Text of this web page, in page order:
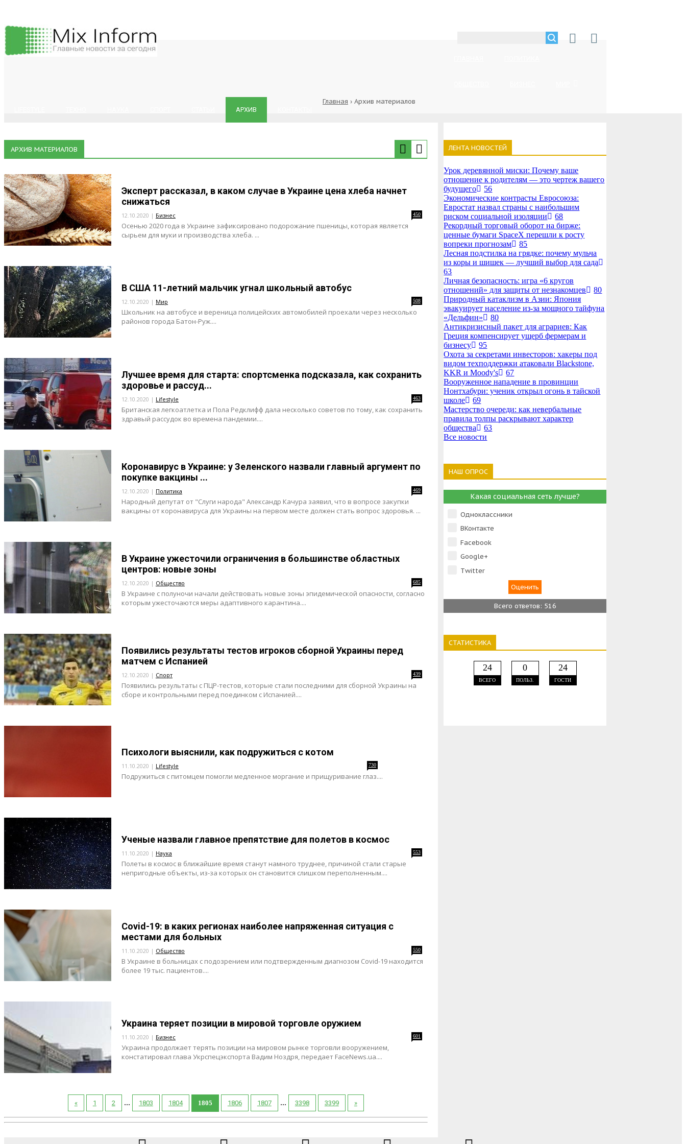
АРХИВ
Главная › Архив материалов
АРХИВ МАТЕРИАЛОВ
Эксперт рассказал, в каком случае в Украине цена хлеба начнет
снижаться
12.10.2020 | Бизнес 450
Осенью 2020 года в Украине зафиксировано подорожание пшеницы, которая является
сырьем для муки и производства хлеба. ...
В США 11-летний мальчик угнал школьный автобус
12.10.2020 | Мир 508
Школьник на автобусе и вереница полицейских автомобилей проехали через несколько
районов города Батон-Руж....
Лучшее время для старта: спортсменка подсказала, как сохранить
здоровье и рассуд...
12.10.2020 | Lifestyle 463
Британская легкоатлетка и Пола Редклифф дала несколько советов по тому, как сохранить
здравый рассудок во времена пандемии....
Коронавирус в Украине: у Зеленского назвали главный аргумент по
покупке вакцины ...
12.10.2020 | Политика 469
Народный депутат от "Слуги народа" Александр Качура заявил, что в вопросе закупки
вакцины от коронавируса для Украины на первом месте должен стать вопрос здоровья. ...
В Украине ужесточили ограничения в большинстве областных
центров: новые зоны
12.10.2020 | Общество 685
В Украине с полуночи начали действовать новые зоны эпидемической опасности, согласно
которым ужесточаются меры адаптивного карантина....
Появились результаты тестов игроков сборной Украины перед
матчем с Испанией
12.10.2020 | Спорт 439
Появились результаты с ПЦР-тестов, которые стали последними для сборной Украины на
сборе и контрольными перед поединком с Испанией....
Психологи выяснили, как подружиться с котом
11.10.2020 | Lifestyle 730
Подружиться с питомцем помогли медленное моргание и прищуривание глаз....
Ученые назвали главное препятствие для полетов в космос
11.10.2020 | Наука 553
Полеты в космос в ближайшие время станут намного труднее, причиной стали старые
непригодные объекты, из-за которых он становится слишком переполненным....
Covid-19: в каких регионах наиболее напряженная ситуация с
местами для больных
11.10.2020 | Общество 550
В Украине в больницах с подозрением или подтвержденным диагнозом Covid-19 находится
более 19 тыс. пациентов....
Украина теряет позиции в мировой торговле оружием
11.10.2020 | Бизнес 601
Украина продолжает терять позиции на мировом рынке торговли вооружением,
констатировал глава Укрспецэкспорта Вадим Ноздря, передает FaceNews.ua....
« 1 2 ... 1803 1804 1805 1806 1807 ... 3398 3399 »
ЛЕНТА НОВОСТЕЙ
Урок деревянной миски: Почему ваше
отношение к родителям — это чертеж вашего
будущего
56
Экономические контрасты Евросоюза:
Евростат назвал страны с наибольшим
риском социальной изоляции
68
Рекордный торговый оборот на бирже:
ценные бумаги SpaceX перешли к росту
вопреки прогнозам
85
Лесная подстилка на грядке: почему мульча
из коры и шишек — лучший выбор для сада
63
Личная безопасность: игра «6 кругов
отношений» для защиты от незнакомцев
80
Природный катаклизм в Азии: Япония
эвакуирует население из-за мощного тайфуна
«Дельфин»
80
Антикризисный пакет для аграриев: Как
Греция компенсирует ущерб фермерам и
бизнесу
95
Охота за секретами инвесторов: хакеры под
видом техподдержки атаковали Blackstone,
KKR и Moody's
67
Вооруженное нападение в провинции
Нонтхабури: ученик открыл огонь в тайской
школе
69
Мастерство очереди: как невербальные
правила толпы раскрывают характер
общества
63
Все новости
НАШ ОПРОС
Какая социальная сеть лучше?
Одноклассники
ВКонтакте
Facebook
Google+
Тwitter
Всего ответов: 516
СТАТИСТИКА
24
ВСЕГО
0
ПОЛЬЗ.
24
ГОСТИ